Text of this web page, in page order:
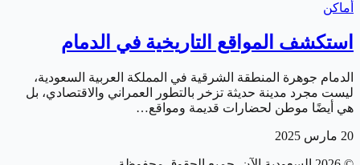
أماكن
استكشف المواقع التاريخية في الدمام
الدمام جوهرة المنطقة الشرقية في المملكة العربية السعودية،
ليست مجرد مدينة حديثة تزخر بالتطور العمراني والاقتصادي، بل
هي أيضًا موطن لحضارات قديمة ومواقع…
20 مارس 2025